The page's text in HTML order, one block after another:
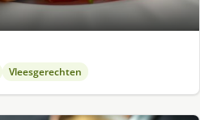
Vleesgerechten